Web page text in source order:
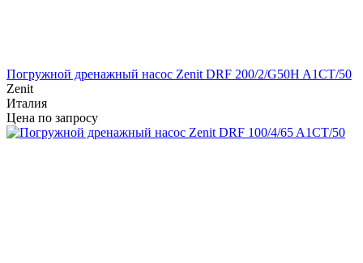
Погружной дренажный насос Zenit DRF 200/2/G50H A1CT/50
Zenit
Италия
Цена по запросу